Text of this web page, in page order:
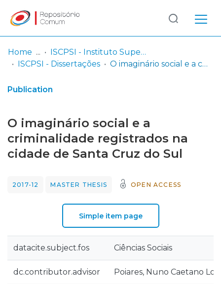
& Collections
Statistics
Log
In
(current)
Home
ISCPSI - Instituto Superior de Ciências Policiais e Segurança Interna
ISCPSI - Dissertações
O imaginário social e a criminalidade registrados na cidade de Santa Cruz do Sul
Publication
O imaginário social e a
criminalidade registrados na
cidade de Santa Cruz do Sul
2017-12 MASTER THESIS OPEN ACCESS
Simple item page
datacite.subject.fos Ciências Sociais
dc.contributor.advisor Poiares, Nuno Caetano